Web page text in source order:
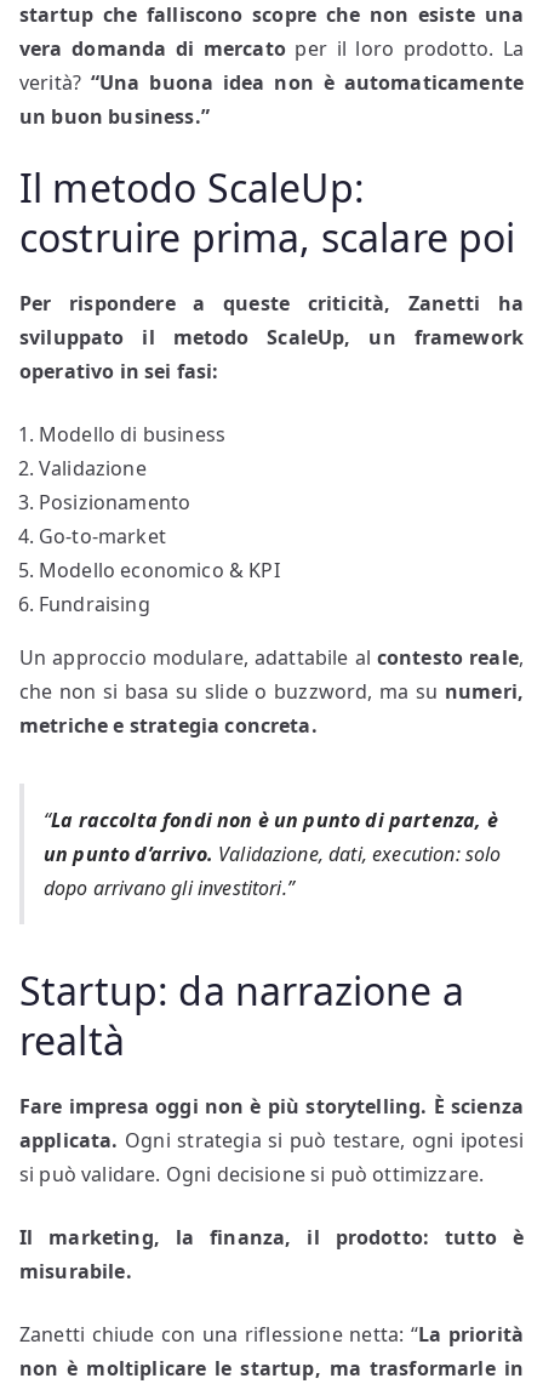
startup che falliscono scopre che non esiste una
vera domanda di mercatoper il loro prodotto. La
verità? “Una buona idea non è automaticamente
un buon business.”
Il metodo ScaleUp:
costruire prima, scalare poi
Per rispondere a queste criticità, Zanetti ha
sviluppato il metodo ScaleUp, un framework
operativo in sei fasi:
Modello di business
Validazione
Posizionamento
Go-to-market
Modello economico & KPI
Fundraising
Un approccio modulare, adattabile al contesto reale,
che non si basa su slide o buzzword, ma su numeri,
metriche e strategia concreta.
“La raccolta fondi non è un punto di partenza, è
un punto d’arrivo. Validazione, dati, execution: solo
dopo arrivano gli investitori.”
Startup: da narrazione a
realtà
Fare impresa oggi non è più storytelling. È scienza
applicata. Ogni strategia si può testare, ogni ipotesi
si può validare. Ogni decisione si può ottimizzare.
Il marketing, la finanza, il prodotto: tutto è
misurabile.
Zanetti chiude con una riflessione netta: “La priorità
non è moltiplicare le startup, ma trasformarle in